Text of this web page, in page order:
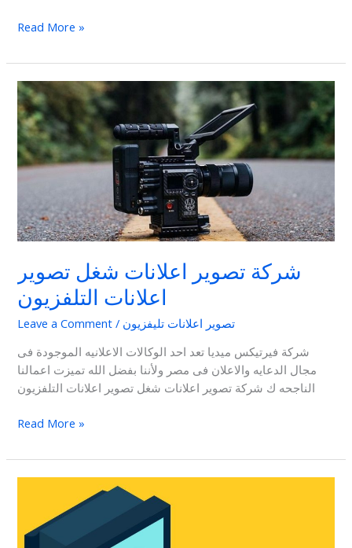
Read More »
شركة تصوير اعلانات شغل تصوير
اعلانات التلفزيون
Leave a Comment / تصوير اعلانات تليفزيون
شركة فيرتيكس ميديا تعد احد الوكالات الاعلانيه الموجودة فى
مجال الدعايه والاعلان فى مصر ولأننا بفضل الله تميزت اعمالنا
الناجحه ك شركة تصوير اعلانات شغل تصوير اعلانات التلفزيون
شركة
تصوير
اعلانات
شغل
تصوير
Read More »
شاشات
التلفزيون